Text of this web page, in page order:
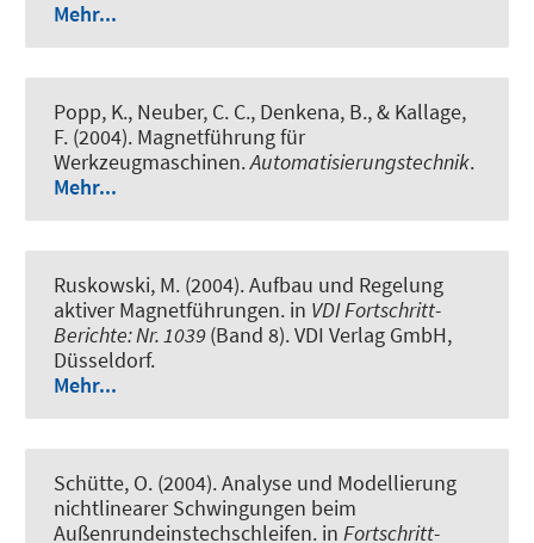
Mehr...
Popp, K., Neuber, C. C., Denkena, B., & Kallage,
F. (2004). Magnetführung für
Werkzeugmaschinen.Automatisierungstechnik.
Mehr...
Ruskowski, M. (2004).Aufbau und Regelung
aktiver Magnetführungen. in VDI Fortschritt-
Berichte: Nr. 1039(Band 8). VDI Verlag GmbH,
Düsseldorf.
Mehr...
Schütte, O. (2004).Analyse und Modellierung
nichtlinearer Schwingungen beim
Außenrundeinstechschleifen. in Fortschritt-